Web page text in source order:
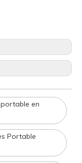
en
Portable